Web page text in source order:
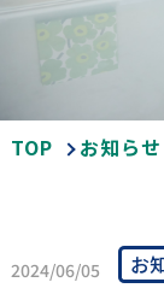
TOP お知ら
2024/06/05 お